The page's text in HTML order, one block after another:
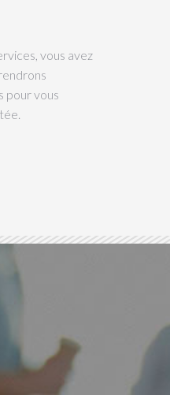
vous avez
pour vous